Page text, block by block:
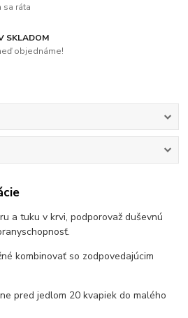
sa ráta
SKLADOM
objednáme!
a tuku v krvi, podporovaž duševnú
kombinovať so zodpovedajúcim
pred jedlom 20 kvapiek do malého